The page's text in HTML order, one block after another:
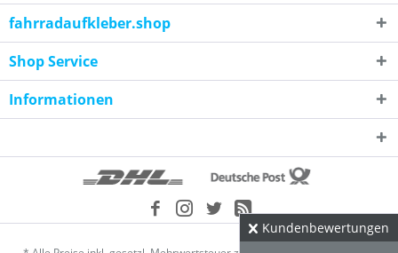
Kundenbewertungen
fahrradaufkleber.shop
Shop Service
Informationen